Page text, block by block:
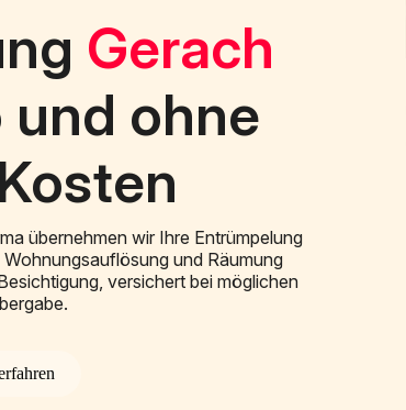
Gerach
und ohne
übernehmen wir Ihre Entrümpelung
und Räumung
versichert bei möglichen